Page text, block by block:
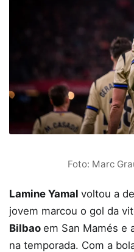
Foto: Marc
Lamine Yamal voltou a
jovem marcou o gol da
Bilbao em San Mamés e
na temporada. Com a